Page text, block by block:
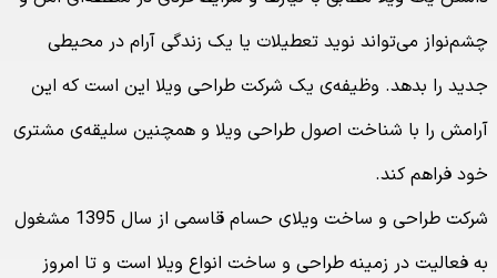
چشم‌نواز می‌تواند نوید تعطیلات یا یک زندگی آرام در محیطی
جدید را بدهد. وظیفه‌ی یک شرکت طراحی ویلا این است که این
آرامش را با شناخت اصول طراحی ویلا و همچنین سلیقه‌ی مشتری
خود فراهم کند.
شرکت طراحی و ساخت ویلای حسام قاسمی از سال 1395 مشغول
به فعالیت در زمینه طراحی و ساخت انواع ویلا است و تا امروز